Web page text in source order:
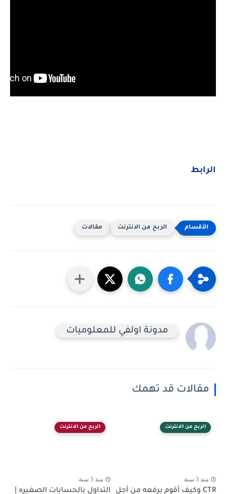
الرابط
الربح من الانترنت مقالات
‏مدونة اولفي للمعلوميات
مقالات قد تهمك
الربح من الانترنت
منذ 3 سنة
CTR وكيف أقوم برفعه من أجل
الربح من الانترنت
منذ 3 سنة
التداول بالحسابات الصغيره |